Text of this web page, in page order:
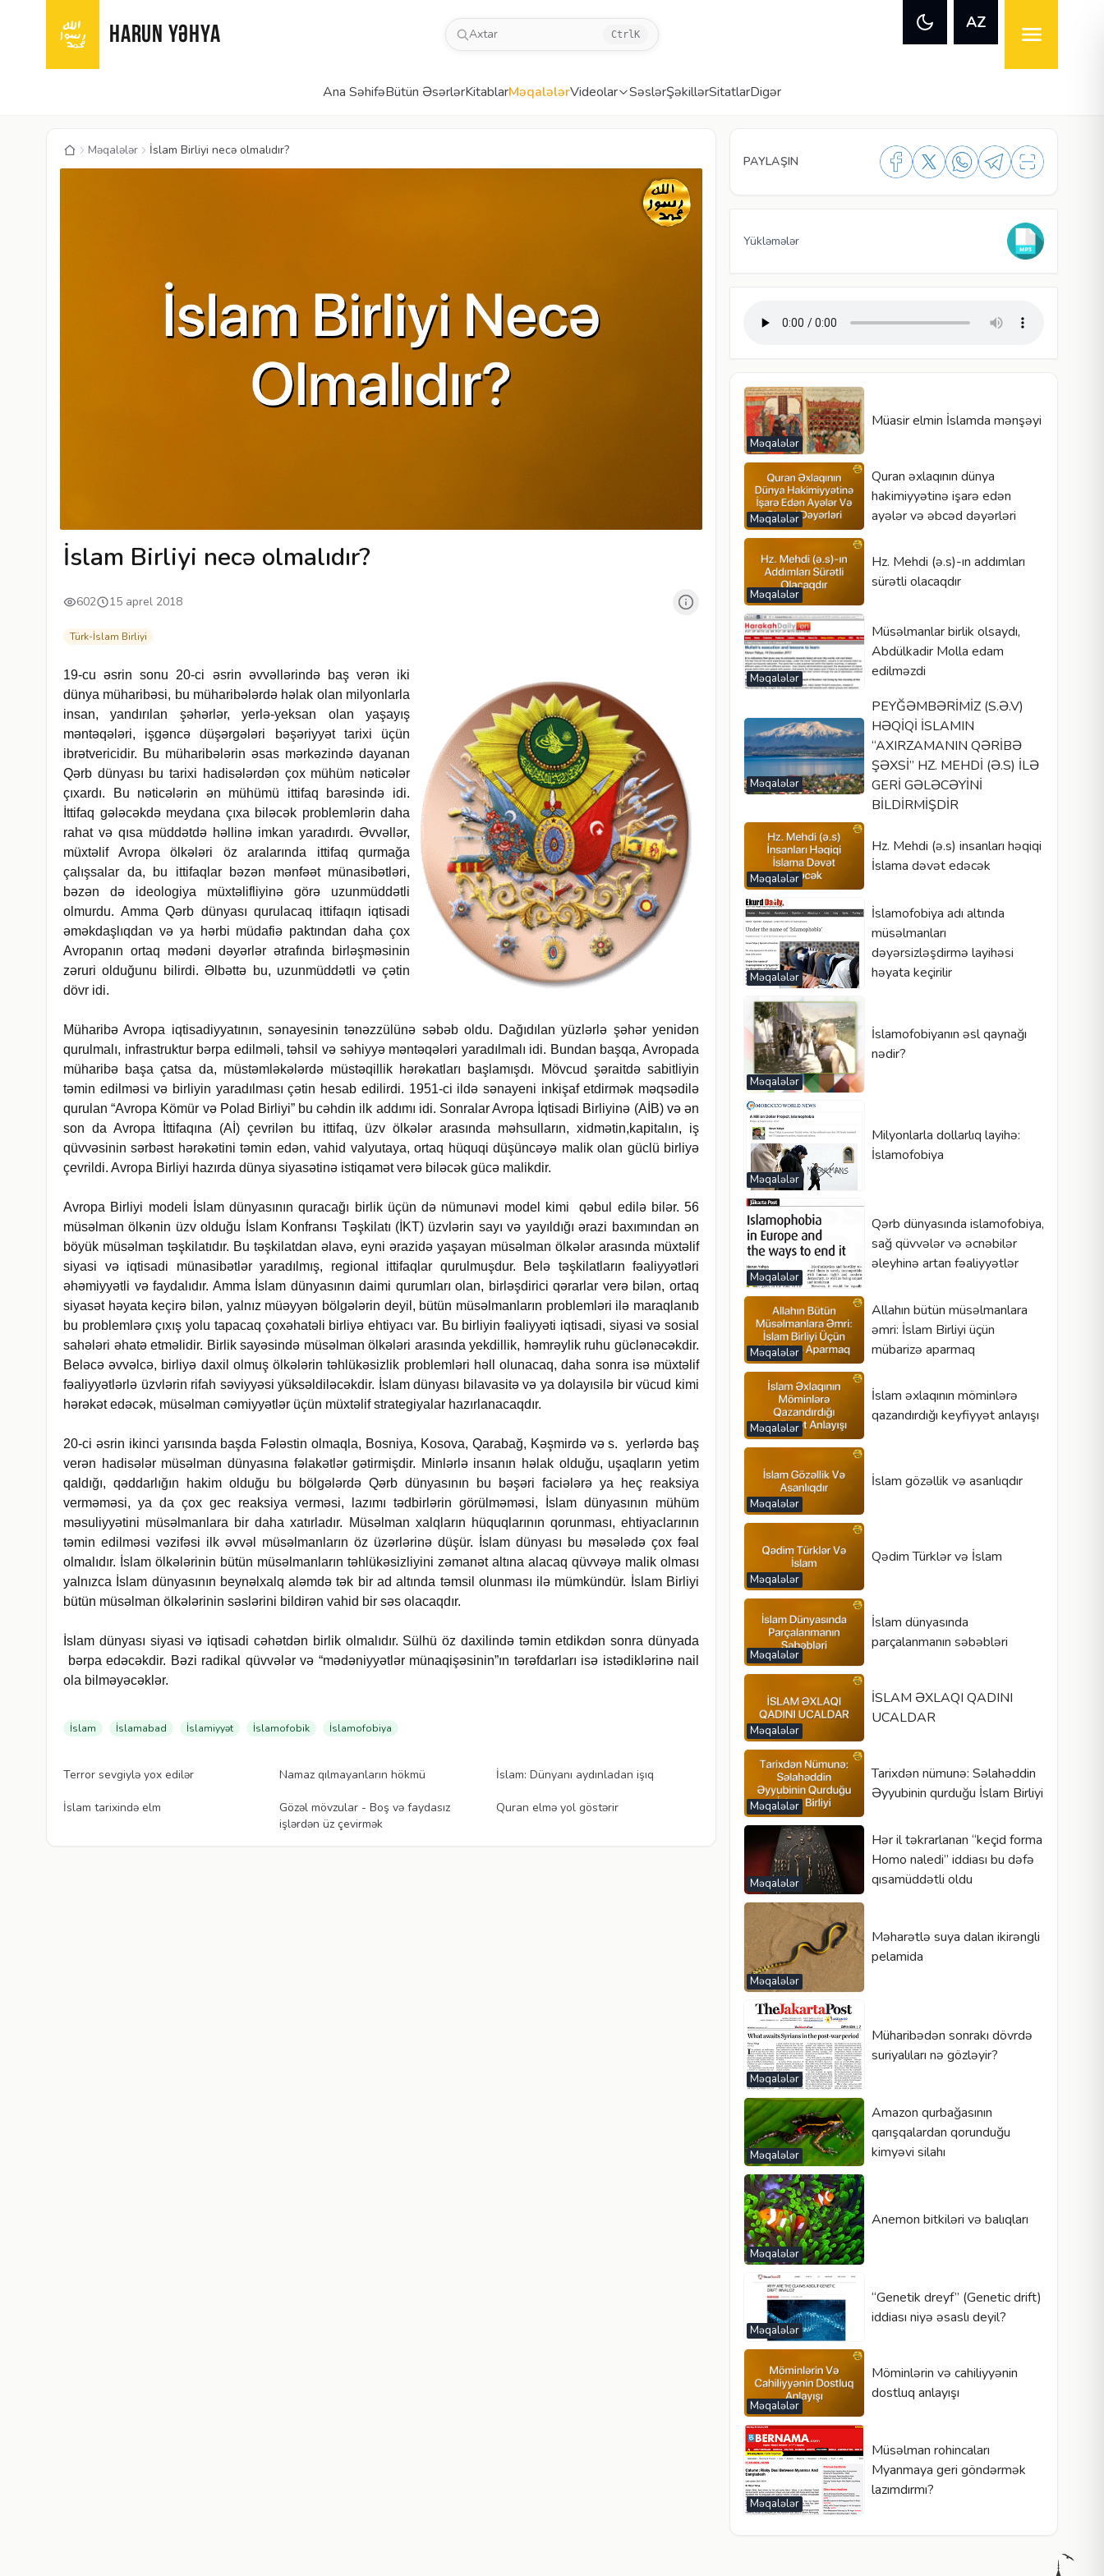
HARUN YƏHYA Axtar Ctrl K
AZ
Ana SəhifəBütün ƏsərlərKitablarMəqalələrVideolar SəslərŞəkillərSitatlarDigər
Məqalələr İslam Birliyi necə olmalıdır?
İslam Birliyi necə olmalıdır?
602 15 aprel 2018
Türk-İslam Birliyi
19-cu əsrin sonu 20-ci əsrin əvvəllərində baş verən iki
dünya müharibəsi, bu müharibələrdə həlak olan milyonlarla
insan, yandırılan şəhərlər, yerlə-yeksan olan yaşayış
məntəqələri, işgəncə düşərgələri bəşəriyyət tarixi üçün
ibrətvericidir. Bu müharibələrin əsas mərkəzində dayanan
Qərb dünyası bu tarixi hadisələrdən çox mühüm nəticələr
çıxardı. Bu nəticələrin ən mühümü ittifaq barəsində idi.
İttifaq gələcəkdə meydana çıxa biləcək problemlərin daha
rahat və qısa müddətdə həllinə imkan yaradırdı. Əvvəllər,
müxtəlif Avropa ölkələri öz aralarında ittifaq qurmağa
çalışsalar da, bu ittifaqlar bəzən mənfəət münasibətləri,
bəzən də ideologiya müxtəlifliyinə görə uzunmüddətli
olmurdu. Amma Qərb dünyası qurulacaq ittifaqın iqtisadi
əməkdaşlıqdan və ya hərbi müdafiə paktından daha çox
Avropanın ortaq mədəni dəyərlər ətrafında birləşməsinin
zəruri olduğunu bilirdi. Əlbəttə bu, uzunmüddətli və çətin
dövr idi.
Müharibə Avropa iqtisadiyyatının, sənayesinin tənəzzülünə səbəb oldu. Dağıdılan yüzlərlə şəhər yenidən
qurulmalı, infrastruktur bərpa edilməli, təhsil və səhiyyə məntəqələri yaradılmalı idi. Bundan başqa, Avropada
müharibə başa çatsa da, müstəmləkələrdə müstəqillik hərəkatları başlamışdı. Mövcud şəraitdə sabitliyin
təmin edilməsi və birliyin yaradılması çətin hesab edilirdi. 1951-ci ildə sənayeni inkişaf etdirmək məqsədilə
qurulan “Avropa Kömür və Polad Birliyi” bu cəhdin ilk addımı idi. Sonralar Avropa İqtisadi Birliyinə (AİB) və ən
son da Avropa İttifaqına (Aİ) çevrilən bu ittifaq, üzv ölkələr arasında məhsulların, xidmətin,kapitalın, iş
qüvvəsinin sərbəst hərəkətini təmin edən, vahid valyutaya, ortaq hüquqi düşüncəyə malik olan güclü birliyə
çevrildi. Avropa Birliyi hazırda dünya siyasətinə istiqamət verə biləcək gücə malikdir.
Avropa Birliyi modeli İslam dünyasının quracağı birlik üçün də nümunəvi model kimi qəbul edilə bilər. 56
müsəlman ölkənin üzv olduğu İslam Konfransı Təşkilatı (İKT) üzvlərin sayı və yayıldığı ərazi baxımından ən
böyük müsəlman təşkilatıdır. Bu təşkilatdan əlavə, eyni ərazidə yaşayan müsəlman ölkələr arasında müxtəlif
siyasi və iqtisadi münasibətlər yaradılmış, regional ittifaqlar qurulmuşdur. Belə təşkilatların fəaliyyətləri
əhəmiyyətli və faydalıdır. Amma İslam dünyasının daimi qurumları olan, birləşdirici qərarlar verə bilən, ortaq
siyasət həyata keçirə bilən, yalnız müəyyən bölgələrin deyil, bütün müsəlmanların problemləri ilə maraqlanıb
bu problemlərə çıxış yolu tapacaq çoxəhatəli birliyə ehtiyacı var. Bu birliyin fəaliyyəti iqtisadi, siyasi və sosial
sahələri əhatə etməlidir. Birlik sayəsində müsəlman ölkələri arasında yekdillik, həmrəylik ruhu güclənəcəkdir.
Beləcə əvvəlcə, birliyə daxil olmuş ölkələrin təhlükəsizlik problemləri həll olunacaq, daha sonra isə müxtəlif
fəaliyyətlərlə üzvlərin rifah səviyyəsi yüksəldiləcəkdir. İslam dünyası bilavasitə və ya dolayısilə bir vücud kimi
hərəkət edəcək, müsəlman cəmiyyətlər üçün müxtəlif strategiyalar hazırlanacaqdır.
20-ci əsrin ikinci yarısında başda Fələstin olmaqla, Bosniya, Kosova, Qarabağ, Kəşmirdə və s. yerlərdə baş
verən hadisələr müsəlman dünyasına fəlakətlər gətirmişdir. Minlərlə insanın həlak olduğu, uşaqların yetim
qaldığı, qəddarlığın hakim olduğu bu bölgələrdə Qərb dünyasının bu bəşəri faciələrə ya heç reaksiya
verməməsi, ya da çox gec reaksiya verməsi, lazımı tədbirlərin görülməməsi, İslam dünyasının mühüm
məsuliyyətini müsəlmanlara bir daha xatırladır. Müsəlman xalqların hüquqlarının qorunması, ehtiyaclarının
təmin edilməsi vəzifəsi ilk əvvəl müsəlmanların öz üzərlərinə düşür. İslam dünyası bu məsələdə çox fəal
olmalıdır. İslam ölkələrinin bütün müsəlmanların təhlükəsizliyini zəmanət altına alacaq qüvvəyə malik olması
yalnızca İslam dünyasının beynəlxalq aləmdə tək bir ad altında təmsil olunması ilə mümkündür. İslam Birliyi
bütün müsəlman ölkələrinin səslərini bildirən vahid bir səs olacaqdır.
İslam dünyası siyasi və iqtisadi cəhətdən birlik olmalıdır. Sülhü öz daxilində təmin etdikdən sonra dünyada
bərpa edəcəkdir. Bəzi radikal qüvvələr və “mədəniyyətlər münaqişəsinin”ın tərəfdarları isə istədiklərinə nail
ola bilməyəcəklər.
İslam İslamabad İslamiyyət İslamofobik İslamofobiya
Terror sevgiylə yox edilər Namaz qılmayanların hökmü İslam: Dünyanı aydınladan işıq
İslam tarixində elm
Gözəl mövzular - Boş və faydasız
işlərdən üz çevirmək
Quran elmə yol göstərir
PAYLAŞIN
Yükləmələr
Məqalələr
Müasir elmin İslamda mənşəyi
Məqalələr
Quran əxlaqının dünya
hakimiyyətinə işarə edən
ayələr və əbcəd dəyərləri
Məqalələr
Hz. Mehdi (ə.s)-ın addımları
sürətli olacaqdır
Məqalələr
Müsəlmanlar birlik olsaydı,
Abdülkadir Molla edam
edilməzdi
Məqalələr
PEYĞƏMBƏRİMİZ (S.Ə.V)
HƏQİQİ İSLAMIN
“AXIRZAMANIN QƏRİBƏ
ŞƏXSİ” HZ. MEHDİ (Ə.S) İLƏ
GERİ GƏLƏCƏYİNİ
BİLDİRMİŞDİR
Məqalələr
Hz. Mehdi (ə.s) insanları həqiqi
İslama dəvət edəcək
Məqalələr
İslamofobiya adı altında
müsəlmanları
dəyərsizləşdirmə layihəsi
həyata keçirilir
Məqalələr
İslamofobiyanın əsl qaynağı
nədir?
Məqalələr
Milyonlarla dollarlıq layihə:
İslamofobiya
Məqalələr
Qərb dünyasında islamofobiya,
sağ qüvvələr və əcnəbilər
əleyhinə artan fəaliyyətlər
Məqalələr
Allahın bütün müsəlmanlara
əmri: İslam Birliyi üçün
mübarizə aparmaq
Məqalələr
İslam əxlaqının möminlərə
qazandırdığı keyfiyyət anlayışı
Məqalələr
İslam gözəllik və asanlıqdır
Məqalələr
Qədim Türklər və İslam
Məqalələr
İslam dünyasında
parçalanmanın səbəbləri
Məqalələr
İSLAM ƏXLAQI QADINI
UCALDAR
Məqalələr
Tarixdən nümunə: Səlahəddin
Əyyubinin qurduğu İslam Birliyi
Məqalələr
Hər il təkrarlanan “keçid forma
Homo naledi” iddiası bu dəfə
qısamüddətli oldu
Məqalələr
Məharətlə suya dalan ikirəngli
pelamida
Məqalələr
Müharibədən sonrakı dövrdə
suriyalıları nə gözləyir?
Məqalələr
Amazon qurbağasının
qarışqalardan qorunduğu
kimyəvi silahı
Məqalələr
Anemon bitkiləri və balıqları
Məqalələr
“Genetik dreyf” (Genetic drift)
iddiası niyə əsaslı deyil?
Məqalələr
Möminlərin və cahiliyyənin
dostluq anlayışı
Məqalələr
Müsəlman rohincaları
Myanmaya geri göndərmək
lazımdırmı?